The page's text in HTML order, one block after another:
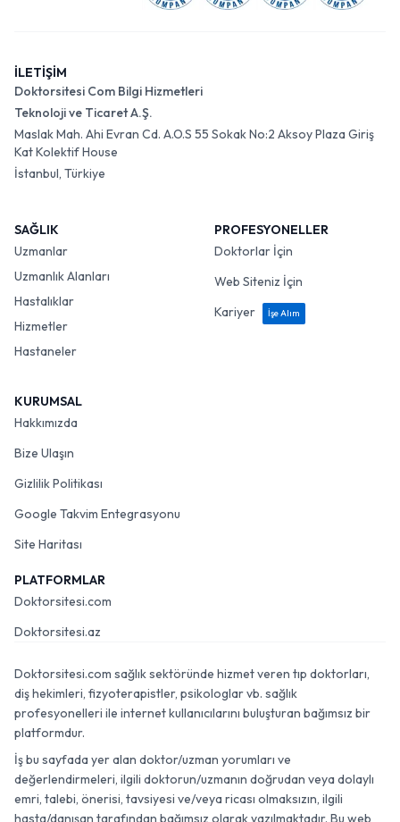
İLETİŞİM
Doktorsitesi Com Bilgi Hizmetleri
Teknoloji ve Ticaret A.Ş.
Maslak Mah. Ahi Evran Cd. A.O.S 55 Sokak No:2 Aksoy Plaza Giriş
Kat Kolektif House
İstanbul, Türkiye
SAĞLIK
Uzmanlar
Uzmanlık Alanları
Hastalıklar
Hizmetler
Hastaneler
PROFESYONELLER
Doktorlar İçin
Web Siteniz İçin
Kariyer
İşe Alım
KURUMSAL
Hakkımızda
Bize Ulaşın
Gizlilik Politikası
Google Takvim Entegrasyonu
Site Haritası
PLATFORMLAR
Doktorsitesi.com
Doktorsitesi.az
Doktorsitesi.com sağlık sektöründe hizmet veren tıp doktorları,
diş hekimleri, fizyoterapistler, psikologlar vb. sağlık
profesyonelleri ile internet kullanıcılarını buluşturan bağımsız bir
platformdur.
İş bu sayfada yer alan doktor/uzman yorumları ve
değerlendirmeleri, ilgili doktorun/uzmanın doğrudan veya dolaylı
emri, talebi, önerisi, tavsiyesi ve/veya ricası olmaksızın, ilgili
hasta/danışan tarafından bağımsız olarak yazılmaktadır. Bu web